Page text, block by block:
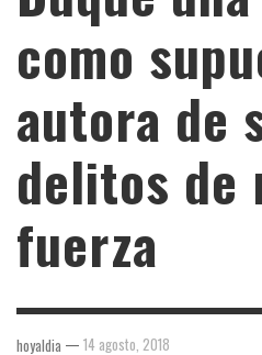
como
autora de
delitos de
fuerza
hoyaldia — 14 agosto, 2018